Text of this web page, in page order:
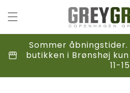
indhold
storefront
Sommer
butikken i Brønshøj
11-